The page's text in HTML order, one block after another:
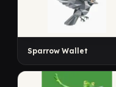
Sparrow Wallet